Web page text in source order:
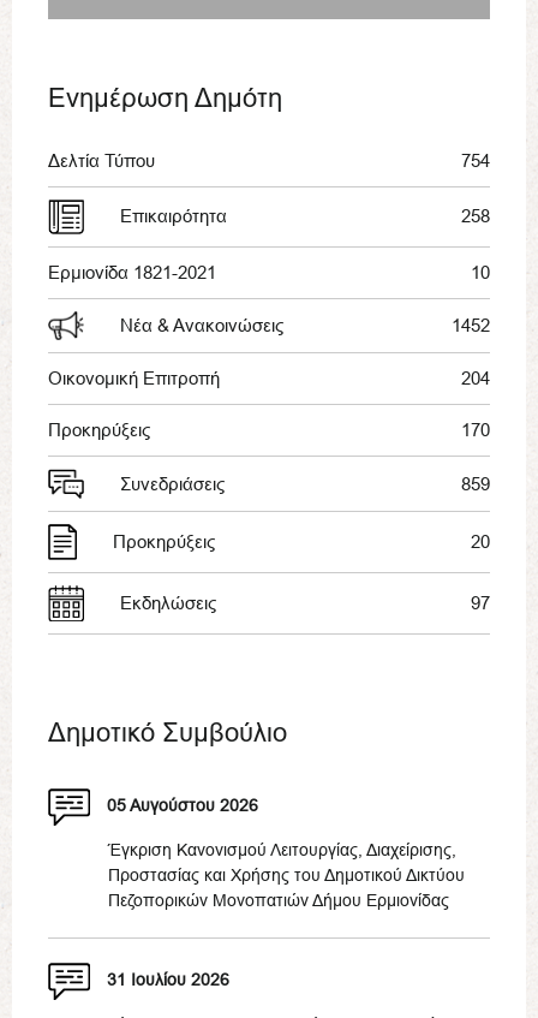
Ενημέρωση Δημότη
Δελτία Τύπου 754
Επικαιρότητα 258
Ερμιονίδα 1821-2021 10
Νέα & Ανακοινώσεις 1452
Οικονομική Επιτροπή 204
Προκηρύξεις 170
Συνεδριάσεις 859
Προκηρύξεις 20
Εκδηλώσεις 97
Δημοτικό Συμβούλιο
05 Αυγούστου 2026
Έγκριση Κανονισμού Λειτουργίας, Διαχείρισης,
Προστασίας και Χρήσης του Δημοτικού Δικτύου
Πεζοπορικών Μονοπατιών Δήμου Ερμιονίδας
31 Ιουλίου 2026